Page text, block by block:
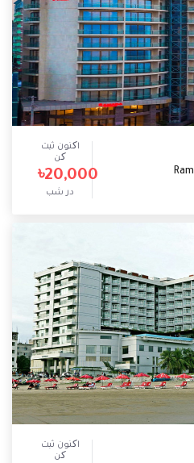
اکنون ثبت
کن
৳20,000
در شب
اکنون ثبت
کن